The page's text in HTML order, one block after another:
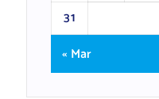
31
« Mar